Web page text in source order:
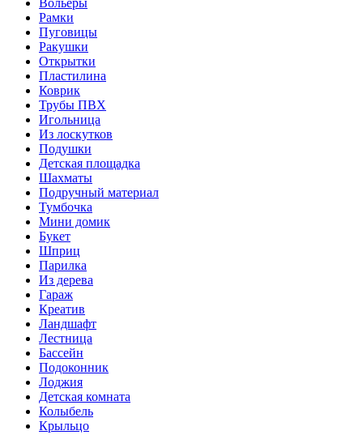
Рамки
Пуговицы
Ракушки
Открытки
Пластилина
Коврик
Трубы ПВХ
Игольница
Из лоскутков
Подушки
Детская площадка
Шахматы
Подручный материал
Тумбочка
Мини домик
Букет
Шприц
Парилка
Из дерева
Гараж
Креатив
Ландшафт
Лестница
Бассейн
Подоконник
Лоджия
Детская комната
Колыбель
Крыльцо